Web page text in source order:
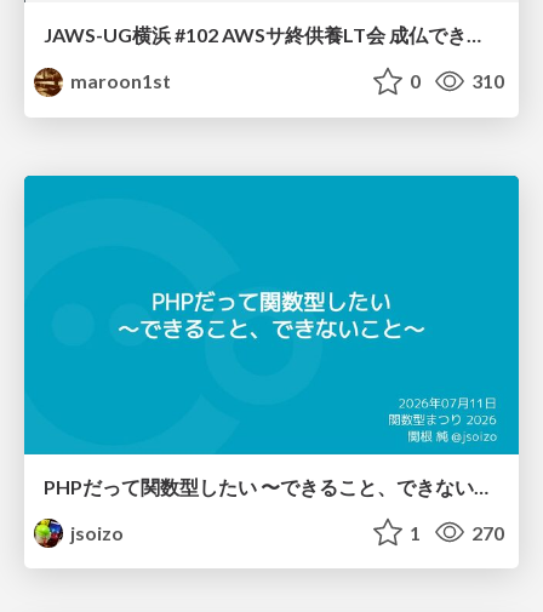
JAWS-UG横浜 #102 AWSサ終供養LT会 成仏できない AWS サービスたち 〜本日、三体供養します〜
maroon1st
0 310
jsoizo
1 270